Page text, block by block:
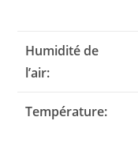
Humidité de
l’air:
Température: